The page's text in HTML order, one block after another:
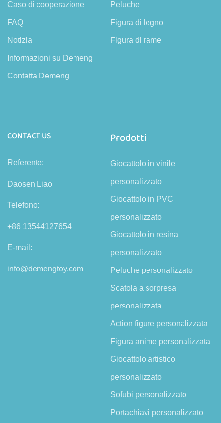
Caso di cooperazione
FAQ
Notizia
Informazioni su Demeng
Contatta Demeng
Peluche
Figura di legno
Figura di rame
CONTACT US
Referente:
Daosen Liao
Telefono:
+86 13544127654
E-mail:
info@demengtoy.com
Prodotti
Giocattolo in vinile
personalizzato
Giocattolo in PVC
personalizzato
Giocattolo in resina
personalizzato
Peluche personalizzato
Scatola a sorpresa
personalizzata
Action figure personalizzata
Figura anime personalizzata
Giocattolo artistico
personalizzato
Sofubi personalizzato
Portachiavi personalizzato